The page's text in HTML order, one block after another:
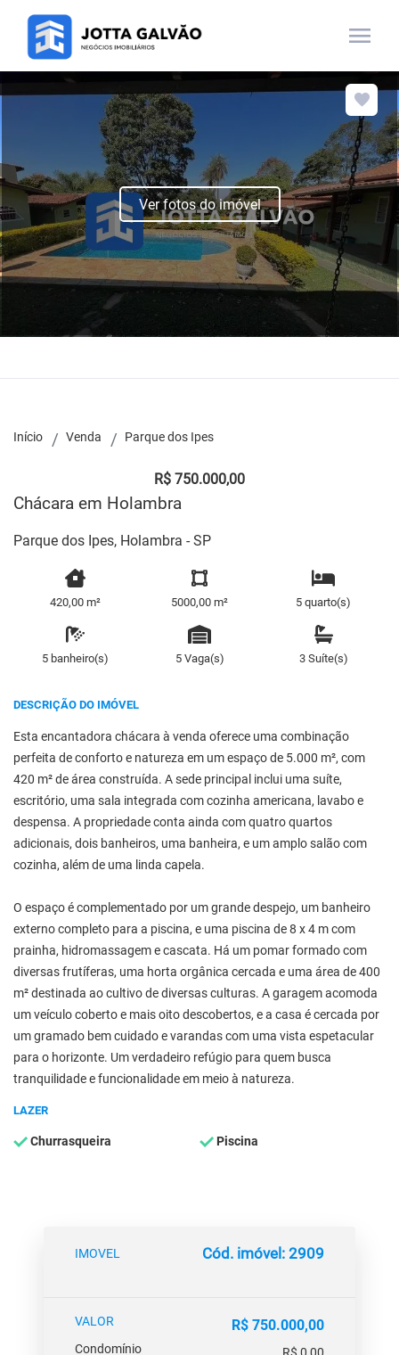
menu
Ver fotos do imóvel
Início Venda Parque dos Ipes
R$ 750.000,00
Chácara em Holambra
Parque dos Ipes, Holambra - SP
420,00 m² 5000,00 m² 5 quarto(s)
5 banheiro(s) 5 Vaga(s) 3 Suíte(s)
DESCRIÇÃO DO IMÓVEL
Esta encantadora chácara à venda oferece uma combinação
perfeita de conforto e natureza em um espaço de 5.000 m², com
420 m² de área construída. A sede principal inclui uma suíte,
escritório, uma sala integrada com cozinha americana, lavabo e
despensa. A propriedade conta ainda com quatro quartos
adicionais, dois banheiros, uma banheira, e um amplo salão com
cozinha, além de uma linda capela.
O espaço é complementado por um grande despejo, um banheiro
externo completo para a piscina, e uma piscina de 8 x 4 m com
prainha, hidromassagem e cascata. Há um pomar formado com
diversas frutíferas, uma horta orgânica cercada e uma área de 400
m² destinada ao cultivo de diversas culturas. A garagem acomoda
um veículo coberto e mais oito descobertos, e a casa é cercada por
um gramado bem cuidado e varandas com uma vista espetacular
para o horizonte. Um verdadeiro refúgio para quem busca
tranquilidade e funcionalidade em meio à natureza.
LAZER
Churrasqueira Piscina
IMOVEL Cód. imóvel: 2909
VALOR R$ 750.000,00
Condomínio